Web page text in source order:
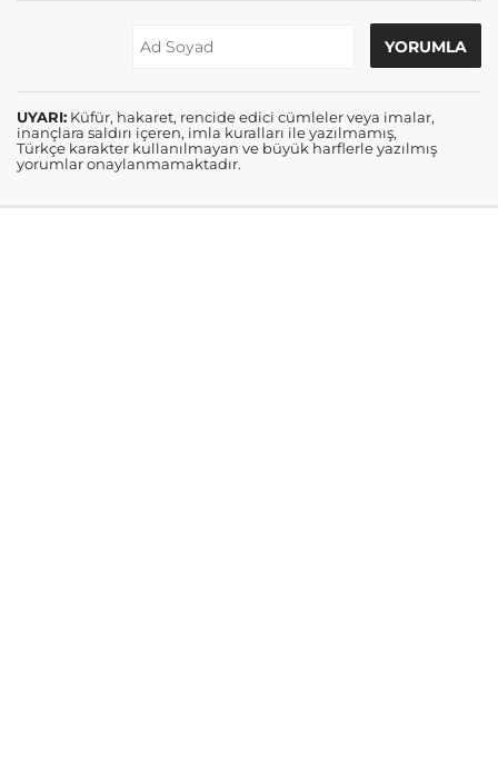
UYARI: Küfür, hakaret, rencide edici cümleler veya imalar,
inançlara saldırı içeren, imla kuralları ile yazılmamış,
Türkçe karakter kullanılmayan ve büyük harflerle yazılmış
yorumlar onaylanmamaktadır.